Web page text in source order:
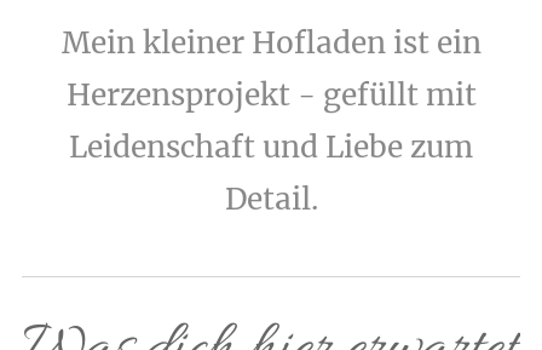
Mein kleiner Hofladen ist ein
Herzensprojekt - gefüllt mit
Leidenschaft und Liebe zum
Detail.